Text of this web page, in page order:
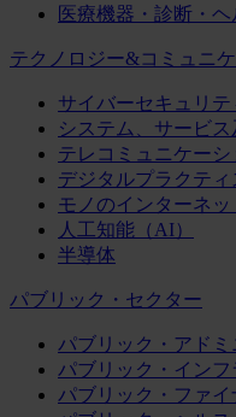
医療機器・診断・
テクノロジー&コミュニ
サイバーセキュリテ
システム、サービ
テレコミュニケーシ
デジタルプラクティ
モノのインターネッ
人工知能（AI）
半導体
パブリック・セクター
パブリック・アド
パブリック・インフ
パブリック・ファイ